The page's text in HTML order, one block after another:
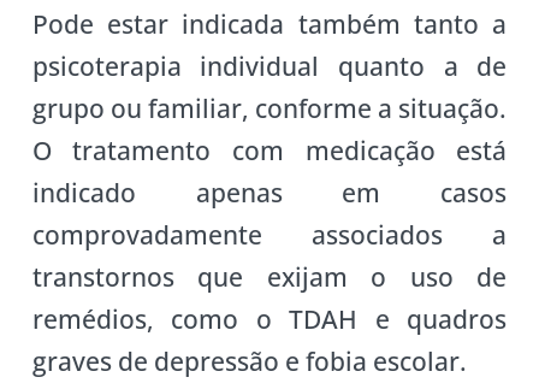
Pode estar indicada também tanto a
psicoterapia individual quanto a de
grupo ou familiar, conforme a situação.
O tratamento com medicação está
indicado apenas em casos
comprovadamente associados a
transtornos que exijam o uso de
remédios, como o TDAH e quadros
graves de depressão e fobia escolar.